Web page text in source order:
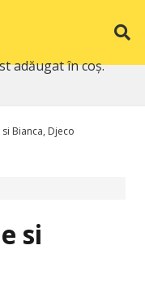
adăugat în coș.
Bianca, Djeco
si